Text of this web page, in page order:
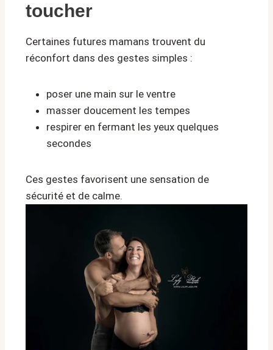
toucher
Certaines futures mamans trouvent du
réconfort dans des gestes simples :
poser une main sur le ventre
masser doucement les tempes
respirer en fermant les yeux quelques
secondes
Ces gestes favorisent une sensation de
sécurité et de calme.